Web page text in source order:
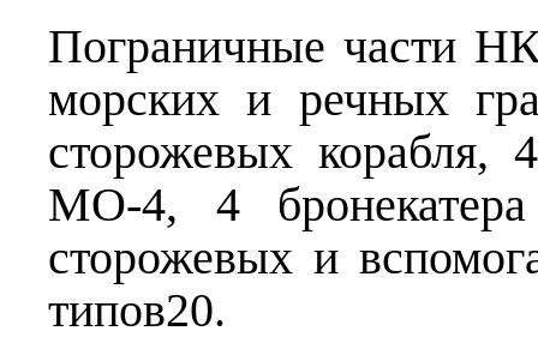
Пограничные части
морских и речных
сторожевых корабля,
МО-4, 4
сторожевых и
типов20.